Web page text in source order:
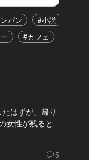
パン #小説
#カフェ
はずが、帰り
女性が残ると
5